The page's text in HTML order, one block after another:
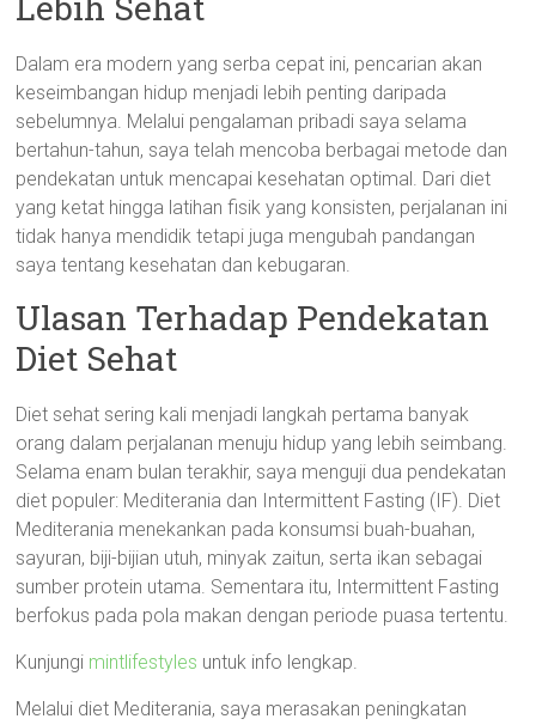
Dalam era modern yang serba cepat ini, pencarian akan
keseimbangan hidup menjadi lebih penting daripada
sebelumnya. Melalui pengalaman pribadi saya selama
bertahun-tahun, saya telah mencoba berbagai metode dan
pendekatan untuk mencapai kesehatan optimal. Dari diet
yang ketat hingga latihan fisik yang konsisten, perjalanan ini
tidak hanya mendidik tetapi juga mengubah pandangan
saya tentang kesehatan dan kebugaran.
Ulasan Terhadap Pendekatan
Diet Sehat
Diet sehat sering kali menjadi langkah pertama banyak
orang dalam perjalanan menuju hidup yang lebih seimbang.
Selama enam bulan terakhir, saya menguji dua pendekatan
diet populer: Mediterania dan Intermittent Fasting (IF). Diet
Mediterania menekankan pada konsumsi buah-buahan,
sayuran, biji-bijian utuh, minyak zaitun, serta ikan sebagai
sumber protein utama. Sementara itu, Intermittent Fasting
berfokus pada pola makan dengan periode puasa tertentu.
Kunjungi mintlifestyles untuk info lengkap.
Melalui diet Mediterania, saya merasakan peningkatan